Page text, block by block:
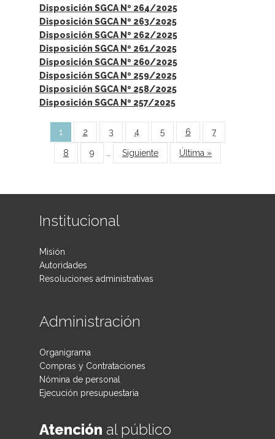
Disposición SGCA Nº 264/2025
Disposición SGCA Nº 263/2025
Disposición SGCA Nº 262/2025
Disposición SGCA Nº 261/2025
Disposición SGCA Nº 260/2025
Disposición SGCA Nº 259/2025
Disposición SGCA Nº 258/2025
Disposición SGCA Nº 257/2025
Páginas
1 2 3 4 5 6 7
8 9 Siguiente Última »
Institucional
Misión
Autoridades
Resoluciones administrativas
Administración
Organigrama
Compras y Contrataciones
Nómina de personal
Ejecución presupuestaria
Atención al público